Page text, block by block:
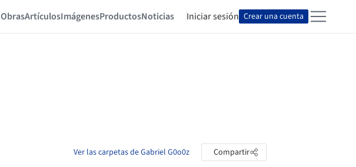
ObrasArtículosImágenesProductosNoticias Iniciar sesión Crear una cuenta
Ver las carpetas de Gabriel G0o0z Compartir